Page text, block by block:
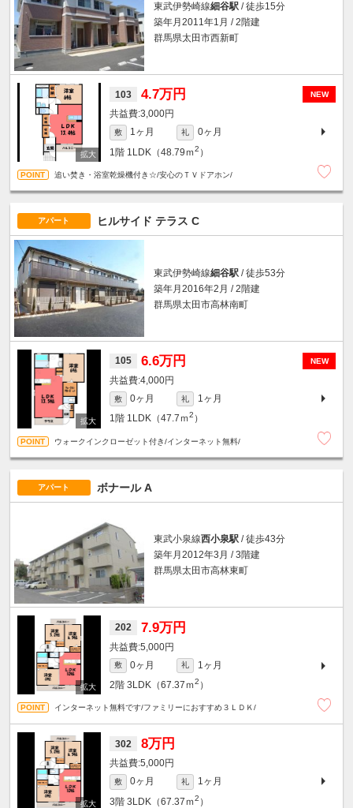
東武伊勢崎線細谷駅 / 徒歩15分
築年月2011年1月 / 2階建
群馬県太田市西新町
NEW
103 4.7万円
3,000円
敷 1ヶ月 礼
0ヶ月
1階 1LDK（48.79ｍ2 ）
追い焚き・浴室乾燥機付き☆/安心のＴＶドアホン/
アパート ヒルサイド テラス C
東武伊勢崎線細谷駅 / 徒歩53分
築年月2016年2月 / 2階建
群馬県太田市高林南町
NEW
105 6.6万円
4,000円
敷 0ヶ月 礼
1ヶ月
1階 1LDK（47.7ｍ2 ）
ウォークインクローゼット付き/インターネット無料/
アパート ボナール A
東武小泉線西小泉駅 / 徒歩43分
築年月2012年3月 / 3階建
群馬県太田市高林東町
202 7.9万円
5,000円
敷 0ヶ月 礼
1ヶ月
2階 3LDK（67.37ｍ2 ）
インターネット無料です/ファミリーにおすすめ３ＬＤＫ/
302 8万円
5,000円
敷 0ヶ月 礼
1ヶ月
3階 3LDK（67.37ｍ2 ）